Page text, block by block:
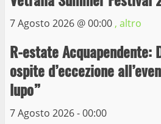
7 Agosto 2026 @00:00 , altro
R-estate Acquapendente:
ospite d’eccezione
lupo”
7 Agosto 2026 - 00:00
5
Prorogata la
Michelangelo
19 Gennaio 2023
giugno